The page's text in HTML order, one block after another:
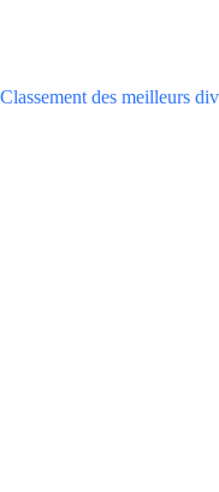
Classement des meilleurs